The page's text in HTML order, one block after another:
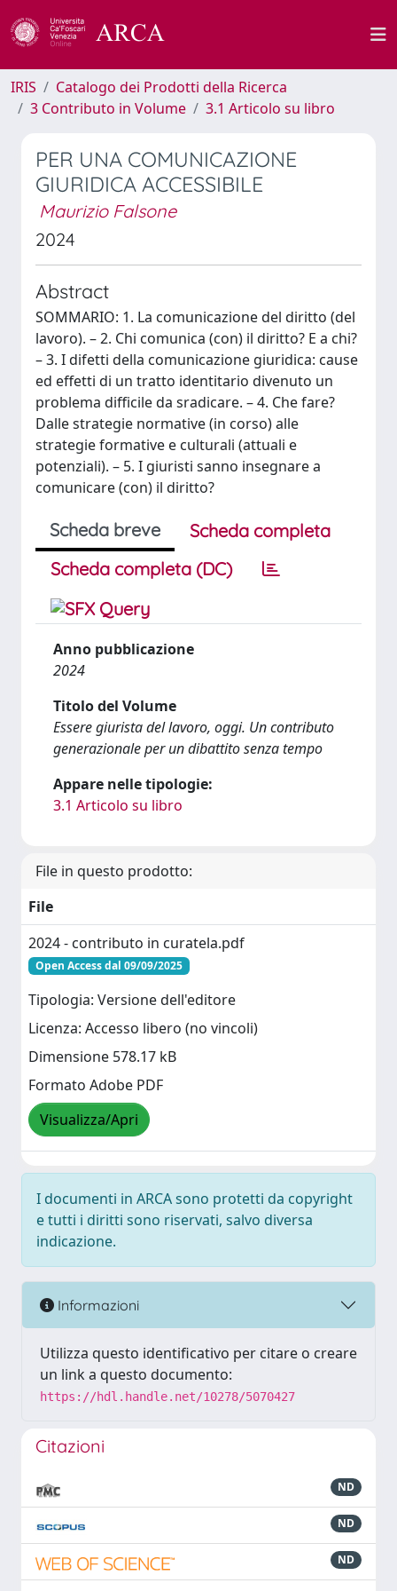
IRIS
Catalogo dei Prodotti della Ricerca
3 Contributo in Volume
3.1 Articolo su libro
PER UNA COMUNICAZIONE
GIURIDICA ACCESSIBILE
Maurizio Falsone
2024
Abstract
SOMMARIO: 1. La comunicazione del diritto (del
lavoro). – 2. Chi comunica (con) il diritto? E a chi?
– 3. I difetti della comunicazione giuridica: cause
ed effetti di un tratto identitario divenuto un
problema difficile da sradicare. – 4. Che fare?
Dalle strategie normative (in corso) alle
strategie formative e culturali (attuali e
potenziali). – 5. I giuristi sanno insegnare a
comunicare (con) il diritto?
Scheda breve
Scheda completa
Scheda completa (DC)
Anno pubblicazione
2024
Titolo del Volume
Essere giurista del lavoro, oggi. Un contributo
generazionale per un dibattito senza tempo
Appare nelle tipologie:
3.1 Articolo su libro
File in questo prodotto:
File
2024 - contributo in curatela.pdf
Open Access dal 09/09/2025
Tipologia: Versione dell'editore
Licenza: Accesso libero (no vincoli)
Dimensione 578.17 kB
Formato Adobe PDF
Visualizza/Apri
I documenti in ARCA sono protetti da copyright
e tutti i diritti sono riservati, salvo diversa
indicazione.
Informazioni
Utilizza questo identificativo per citare o creare
un link a questo documento:
https://hdl.handle.net/10278/5070427
Citazioni
ND
ND
ND